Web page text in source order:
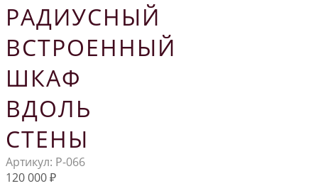
РАДИУСНЫЙ
ВСТРОЕННЫЙ
ШКАФ
ВДОЛЬ
СТЕНЫ
Артикул: Р-066
120 000₽